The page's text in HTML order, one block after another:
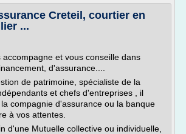
Creteil, courtier en
...
accompagne et vous conseille dans
d'assurance....
de patrimoine, spécialiste de la
et chefs d'entreprises , il
compagnie d'assurance ou la banque
à vos attentes.
d'une Mutuelle collective ou individuelle,